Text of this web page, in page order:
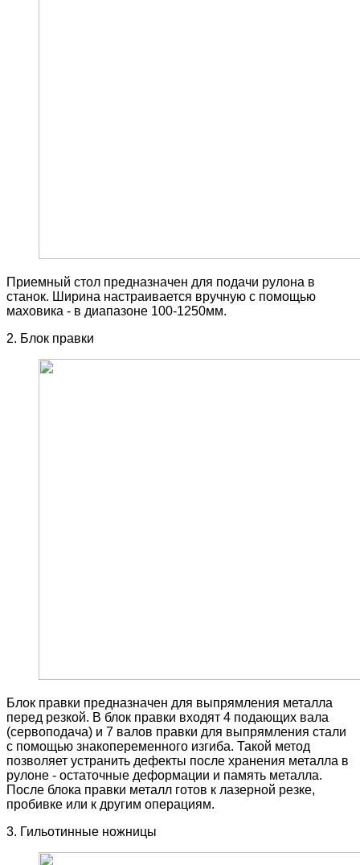
Приемный стол предназначен для подачи рулона в
станок. Ширина настраивается вручную с помощью
маховика - в диапазоне 100-1250мм.
2. Блок правки
Блок правки предназначен для выпрямления металла
перед резкой. В блок правки входят 4 подающих вала
(сервоподача) и 7 валов правки для выпрямления стали
с помощью знакопеременного изгиба. Такой метод
позволяет устранить дефекты после хранения металла в
рулоне - остаточные деформации и память металла.
После блока правки металл готов к лазерной резке,
пробивке или к другим операциям.
3. Гильотинные ножницы